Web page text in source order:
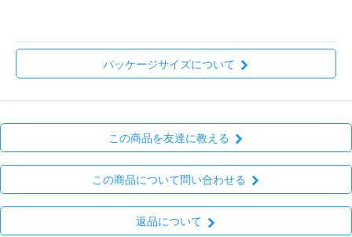
パッケージサイズについて
この商品を友達に教える
この商品について問い合わせる
返品について